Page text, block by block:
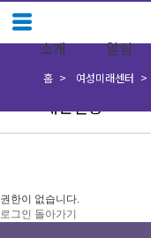
소개 알림
대관현황
홈 여성미래센터
권한이 없습니다.
로그인 돌아가기